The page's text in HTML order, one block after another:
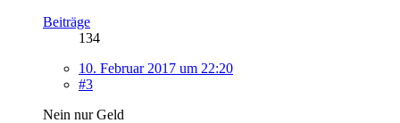
Beiträge
134
10. Februar 2017 um 22:20
#3
Nein nur Geld